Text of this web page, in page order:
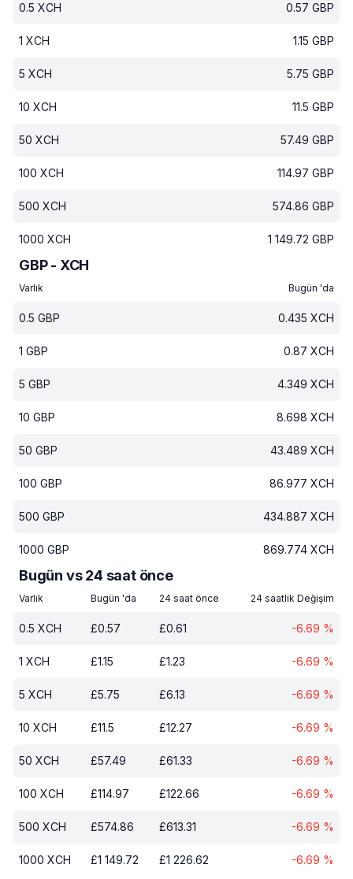
0.5 XCH 0.57 GBP
1 XCH 1.15 GBP
5 XCH 5.75 GBP
10 XCH 11.5 GBP
50 XCH 57.49 GBP
100 XCH 114.97 GBP
500 XCH 574.86 GBP
1000 XCH 1 149.72 GBP
GBP - XCH
Varlık Bugün 'da
0.5 GBP 0.435 XCH
1 GBP 0.87 XCH
5 GBP 4.349 XCH
10 GBP 8.698 XCH
50 GBP 43.489 XCH
100 GBP 86.977 XCH
500 GBP 434.887 XCH
1000 GBP 869.774 XCH
Bugün vs 24 saat önce
Varlık Bugün 'da 24 saat önce 24 saatlik Değişim
0.5 XCH £0.57 £0.61 -6.69 %
1 XCH £1.15 £1.23 -6.69 %
5 XCH £5.75 £6.13 -6.69 %
10 XCH £11.5 £12.27 -6.69 %
50 XCH £57.49 £61.33 -6.69 %
100 XCH £114.97 £122.66 -6.69 %
500 XCH £574.86 £613.31 -6.69 %
1000 XCH £1 149.72 £1 226.62 -6.69 %